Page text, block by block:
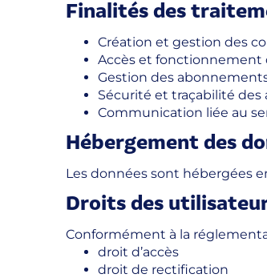
Finalités des
Création et gestion des
Accès et fonctionnement
Gestion des
Sécurité et traçabilité des
Communication liée au
Hébergement des
Les données sont hébergées
Droits des
Conformément à la
droit d’accès
droit de rectification